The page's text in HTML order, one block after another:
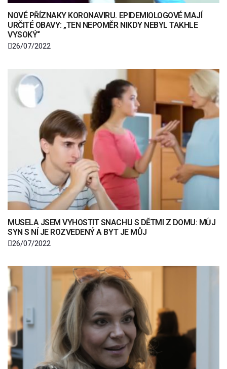
NOVÉ PŘÍZNAKY KORONAVIRU. EPIDEMIOLOGOVÉ MAJÍ
URČITÉ OBAVY: „TEN NEPOMĚR NIKDY NEBYL TAKHLE
VYSOKÝ“
26/07/2022
MUSELA JSEM VYHOSTIT SNACHU S DĚTMI Z DOMU: MŮJ
SYN S NÍ JE ROZVEDENÝ A BYT JE MŮJ
26/07/2022